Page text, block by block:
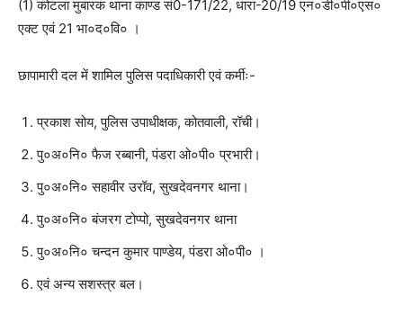
(1) कोटला मुबारक थाना काण्ड सं0-171/22, धारा-20/19 एन०डी०पी०एस०
एक्ट एवं 21 भा०द०वि० ।
छापामारी दल में शामिल पुलिस पदाधिकारी एवं कर्मीः-
प्रकाश सोय, पुलिस उपाधीक्षक, कोतवाली, रॉची।
पु०अ०नि० फैज रब्बानी, पंडरा ओ०पी० प्रभारी।
पु०अ०नि० सहावीर उरॉव, सुखदेवनगर थाना।
पु०अ०नि० बंजरग टोप्पो, सुखदेवनगर थाना
पु०अ०नि० चन्दन कुमार पाण्डेय, पंडरा ओ०पी० ।
एवं अन्य सशस्त्र बल।